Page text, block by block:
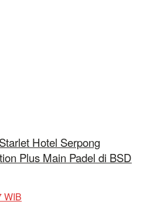
Hotel Serpong
Plus Main Padel di BSD
WIB